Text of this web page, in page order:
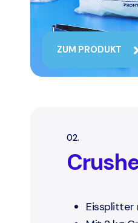
ZUM PRODUKT
02.
Eissplitter